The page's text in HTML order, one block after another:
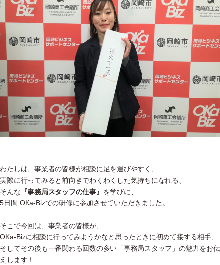
わたしは、事業者の皆様が相談に足を運びやすく、
実際に行ってみると前向きでわくわくした気持ちになれる、
そんな 『事務局スタッフの仕事』 を学びに、
5日間 OKa-Bizでの研修に参加させていただきました。
そこで今回は、事業者の皆様が、
OKa-Bizに相談に行ってみようかなと思ったときに初めて接する相手、
そしてその後も一番関わる回数の多い「事務局スタッフ」の魅力をお伝
えします！